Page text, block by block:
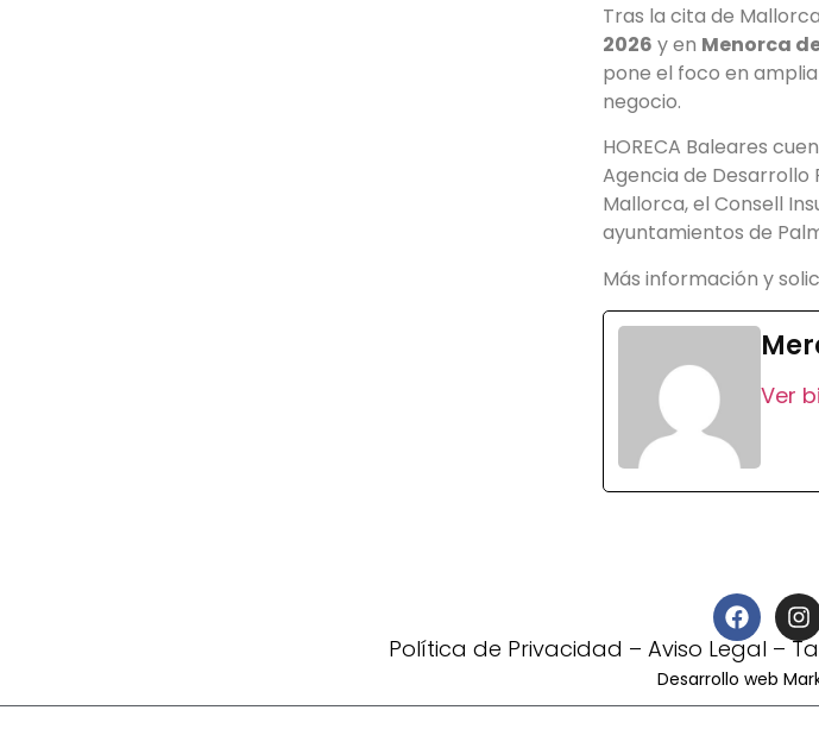
Tras la cita de
2026 y en Menorca
pone el foco en
negocio.
HORECA Baleares
Agencia de Desarrollo
Mallorca, el Consell
ayuntamientos de
Más información y
Ver
Política de Privacidad – Aviso Legal –
Desarrollo web